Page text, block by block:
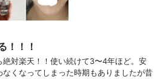
！！！
対楽天！！使い続けて3〜4年ほど。安
くなってしまった時期もありましたが昔